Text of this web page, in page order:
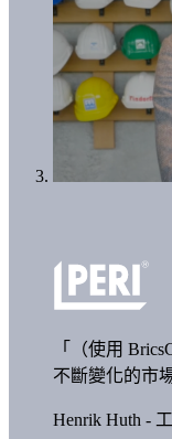
「（使用
不斷變化的市
Henrik Huth -